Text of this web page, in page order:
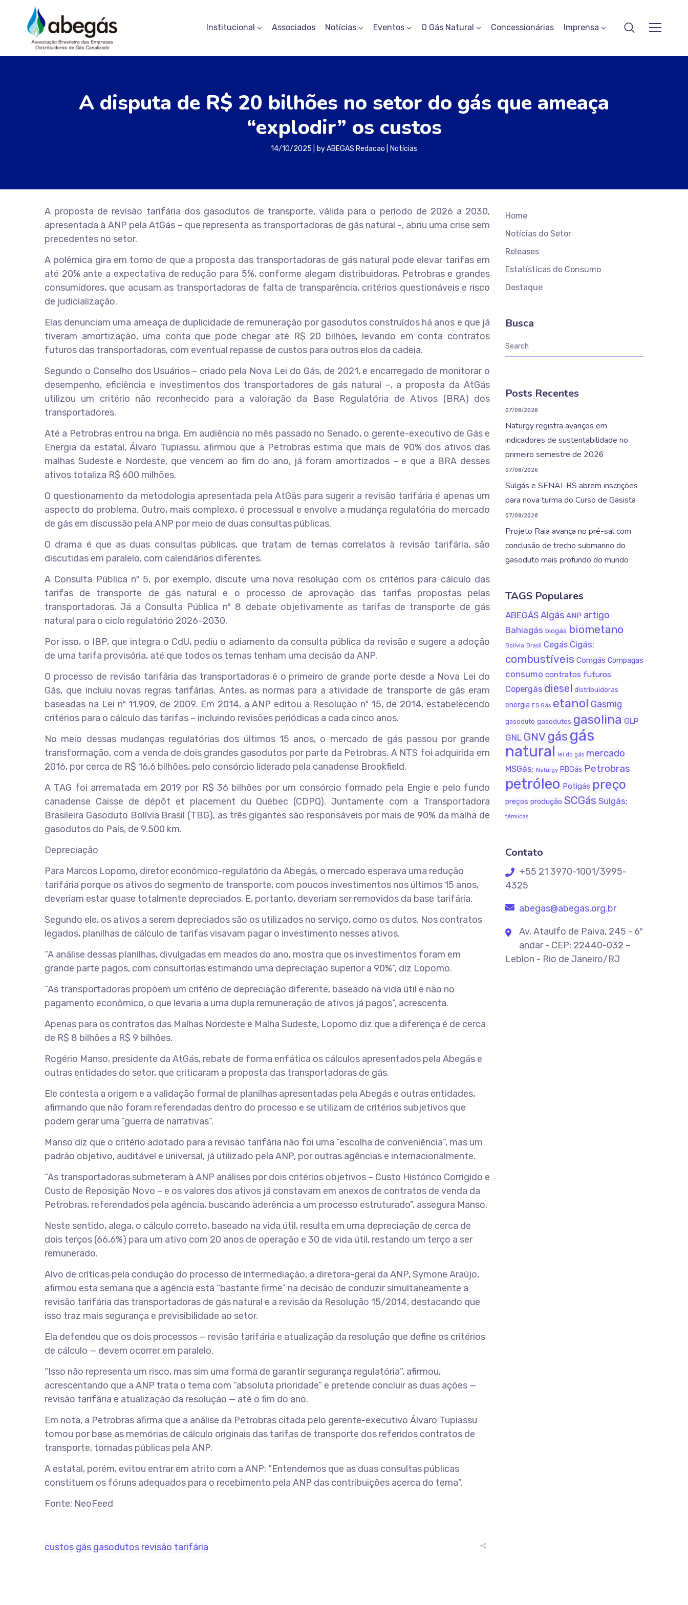
Institucional Associados Notícias Eventos O Gás Natural Concessionárias Imprensa
A disputa de R$ 20 bilhões no setor do gás que ameaça
“explodir” os custos
14/10/2025 byABEGAS Redacao Notícias
A proposta de revisão tarifária dos gasodutos de transporte, válida para o período de 2026 a 2030,
apresentada à ANP pela AtGás – que representa as transportadoras de gás natural -, abriu uma crise sem
precedentes no setor.
A polêmica gira em torno de que a proposta das transportadoras de gás natural pode elevar tarifas em
até 20% ante a expectativa de redução para 5%, conforme alegam distribuidoras, Petrobras e grandes
consumidores, que acusam as transportadoras de falta de transparência, critérios questionáveis e risco
de judicialização.
Elas denunciam uma ameaça de duplicidade de remuneração por gasodutos construídos há anos e que já
tiveram amortização, uma conta que pode chegar até R$ 20 bilhões, levando em conta contratos
futuros das transportadoras, com eventual repasse de custos para outros elos da cadeia.
Segundo o Conselho dos Usuários – criado pela Nova Lei do Gás, de 2021, e encarregado de monitorar o
desempenho, eficiência e investimentos dos transportadores de gás natural –, a proposta da AtGás
utilizou um critério não reconhecido para a valoração da Base Regulatória de Ativos (BRA) dos
transportadores.
Até a Petrobras entrou na briga. Em audiência no mês passado no Senado, o gerente-executivo de Gás e
Energia da estatal, Álvaro Tupiassu, afirmou que a Petrobras estima que mais de 90% dos ativos das
malhas Sudeste e Nordeste, que vencem ao fim do ano, já foram amortizados – e que a BRA desses
ativos totaliza R$ 600 milhões.
O questionamento da metodologia apresentada pela AtGás para sugerir a revisão tarifária é apenas um
aspecto do problema. Outro, mais complexo, é processual e envolve a mudança regulatória do mercado
de gás em discussão pela ANP por meio de duas consultas públicas.
O drama é que as duas consultas públicas, que tratam de temas correlatos à revisão tarifária, são
discutidas em paralelo, com calendários diferentes.
A Consulta Pública nº 5, por exemplo, discute uma nova resolução com os critérios para cálculo das
tarifas de transporte de gás natural e o processo de aprovação das tarifas propostas pelas
transportadoras. Já a Consulta Pública nº 8 debate objetivamente as tarifas de transporte de gás
natural para o ciclo regulatório 2026–2030.
Por isso, o IBP, que integra o CdU, pediu o adiamento da consulta pública da revisão e sugere a adoção
de uma tarifa provisória, até que todos os temas tenham uma decisão da ANP.
O processo de revisão tarifária das transportadoras é o primeiro de grande porte desde a Nova Lei do
Gás, que incluiu novas regras tarifárias. Antes, as normas para a atividade de transporte de gás eram
baseadas na Lei nº 11.909, de 2009. Em 2014, a ANP editou a Resolução nº 15, de 2014, estabelecendo
critérios para o cálculo das tarifas – incluindo revisões periódicas a cada cinco anos.
No meio dessas mudanças regulatórias dos últimos 15 anos, o mercado de gás passou por grande
transformação, com a venda de dois grandes gasodutos por parte da Petrobras. A NTS foi adquirida em
2016, por cerca de R$ 16,6 bilhões, pelo consórcio liderado pela canadense Brookfield.
A TAG foi arrematada em 2019 por R$ 36 bilhões por um consórcio formado pela Engie e pelo fundo
canadense Caisse de dépôt et placement du Québec (CDPQ). Juntamente com a Transportadora
Brasileira Gasoduto Bolívia Brasil (TBG), as três gigantes são responsáveis por mais de 90% da malha de
gasodutos do País, de 9.500 km.
Depreciação
Para Marcos Lopomo, diretor econômico-regulatório da Abegás, o mercado esperava uma redução
tarifária porque os ativos do segmento de transporte, com poucos investimentos nos últimos 15 anos,
deveriam estar quase totalmente depreciados. E, portanto, deveriam ser removidos da base tarifária.
Segundo ele, os ativos a serem depreciados são os utilizados no serviço, como os dutos. Nos contratos
legados, planilhas de cálculo de tarifas visavam pagar o investimento nesses ativos.
“A análise dessas planilhas, divulgadas em meados do ano, mostra que os investimentos foram em
grande parte pagos, com consultorias estimando uma depreciação superior a 90%”, diz Lopomo.
“As transportadoras propõem um critério de depreciação diferente, baseado na vida útil e não no
pagamento econômico, o que levaria a uma dupla remuneração de ativos já pagos”, acrescenta.
Apenas para os contratos das Malhas Nordeste e Malha Sudeste, Lopomo diz que a diferença é de cerca
de R$ 8 bilhões a R$ 9 bilhões.
Rogério Manso, presidente da AtGás, rebate de forma enfática os cálculos apresentados pela Abegás e
outras entidades do setor, que criticaram a proposta das transportadoras de gás.
Ele contesta a origem e a validação formal de planilhas apresentadas pela Abegás e outras entidades,
afirmando que não foram referendadas dentro do processo e se utilizam de critérios subjetivos que
podem gerar uma “guerra de narrativas”.
Manso diz que o critério adotado para a revisão tarifária não foi uma “escolha de conveniência”, mas um
padrão objetivo, auditável e universal, já utilizado pela ANP, por outras agências e internacionalmente.
“As transportadoras submeteram à ANP análises por dois critérios objetivos – Custo Histórico Corrigido e
Custo de Reposição Novo – e os valores dos ativos já constavam em anexos de contratos de venda da
Petrobras, referendados pela agência, buscando aderência a um processo estruturado”, assegura Manso.
Neste sentido, alega, o cálculo correto, baseado na vida útil, resulta em uma depreciação de cerca de
dois terços (66,6%) para um ativo com 20 anos de operação e 30 de vida útil, restando um terço a ser
remunerado.
Alvo de críticas pela condução do processo de intermediação, a diretora-geral da ANP, Symone Araújo,
afirmou esta semana que a agência está “bastante firme” na decisão de conduzir simultaneamente a
revisão tarifária das transportadoras de gás natural e a revisão da Resolução 15/2014, destacando que
isso traz mais segurança e previsibilidade ao setor.
Ela defendeu que os dois processos — revisão tarifária e atualização da resolução que define os critérios
de cálculo — devem ocorrer em paralelo.
“Isso não representa um risco, mas sim uma forma de garantir segurança regulatória”, afirmou,
acrescentando que a ANP trata o tema com “absoluta prioridade” e pretende concluir as duas ações —
revisão tarifária e atualização da resolução — até o fim do ano.
Em nota, a Petrobras afirma que a análise da Petrobras citada pelo gerente-executivo Álvaro Tupiassu
tomou por base as memórias de cálculo originais das tarifas de transporte dos referidos contratos de
transporte, tornadas públicas pela ANP.
A estatal, porém, evitou entrar em atrito com a ANP: “Entendemos que as duas consultas públicas
constituem os fóruns adequados para o recebimento pela ANP das contribuições acerca do tema”.
Fonte: NeoFeed
custos gás gasodutos revisão tarifária
Home
Notícias do Setor
Releases
Estatísticas de Consumo
Destaque
Busca
Posts Recentes
07/08/2026
Naturgy registra avanços em
indicadores de sustentabilidade no
primeiro semestre de 2026
07/08/2026
Sulgás e SENAI-RS abrem inscrições
para nova turma do Curso de Gasista
07/08/2026
Projeto Raia avança no pré-sal com
conclusão de trecho submarino do
gasoduto mais profundo do mundo
TAGS Populares
ABEGÁS Algás ANP artigo
Bahiagás biogás biometano
Bolívia Brasil Cegás Cigás;
combustíveis Comgás Compagas
consumo contratos futuros
Copergás diesel distribuidoras
energia ES Gás etanol Gasmig
gasoduto gasodutos gasolina GLP
GNL GNV gás gás
natural lei do gás mercado
MSGás; Naturgy PBGás Petrobras
petróleo Potigás preço
preços produção SCGás Sulgás;
térmicas
Contato
+55 21 3970-1001/3995-
4325
abegas@abegas.org.br
Av. Ataulfo de Paiva, 245 - 6º
andar - CEP: 22440-032 –
Leblon - Rio de Janeiro/RJ